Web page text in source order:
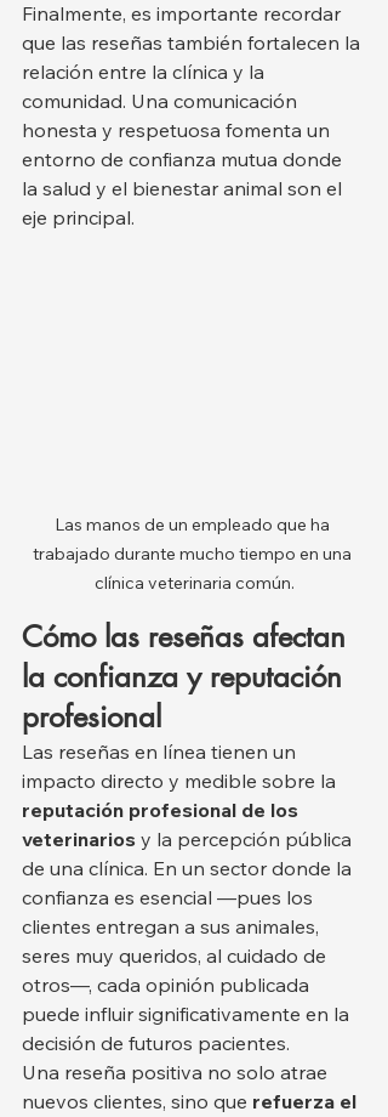
Finalmente, es importante recordar
que las reseñas también fortalecen la
relación entre la clínica y la
comunidad. Una comunicación
honesta y respetuosa fomenta un
entorno de confianza mutua donde
la salud y el bienestar animal son el
eje principal.
Las manos de un empleado que ha
trabajado durante mucho tiempo en una
clínica veterinaria común.
Cómo las reseñas afectan
la confianza y reputación
profesional
Las reseñas en línea tienen un
impacto directo y medible sobre la
reputación profesional de los
veterinarios y la percepción pública
de una clínica. En un sector donde la
confianza es esencial —pues los
clientes entregan a sus animales,
seres muy queridos, al cuidado de
otros—, cada opinión publicada
puede influir significativamente en la
decisión de futuros pacientes.
Una reseña positiva no solo atrae
nuevos clientes, sino que refuerza el